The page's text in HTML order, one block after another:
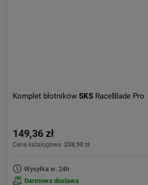
Komplet błotników SKS RaceBlade Pro
149,36 zł
Cena katalogowa: 208,90 zł
Wysyłka w: 24h
Darmowa dostawa